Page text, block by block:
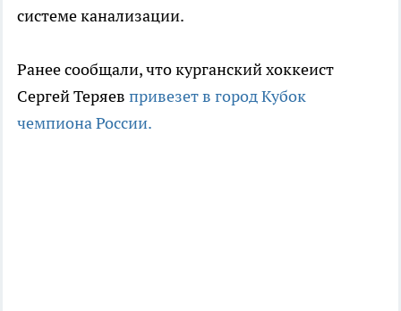
системе канализации.
Ранее сообщали, что курганский хоккеист
Сергей Теряев привезет в город Кубок
чемпиона России.